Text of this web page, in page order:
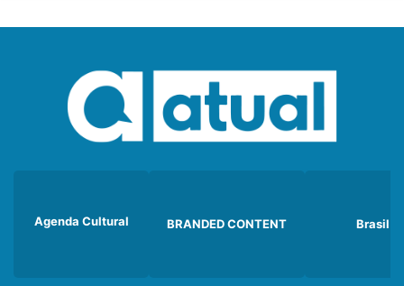
Agenda Cultural BRANDED CONTENT Brasil